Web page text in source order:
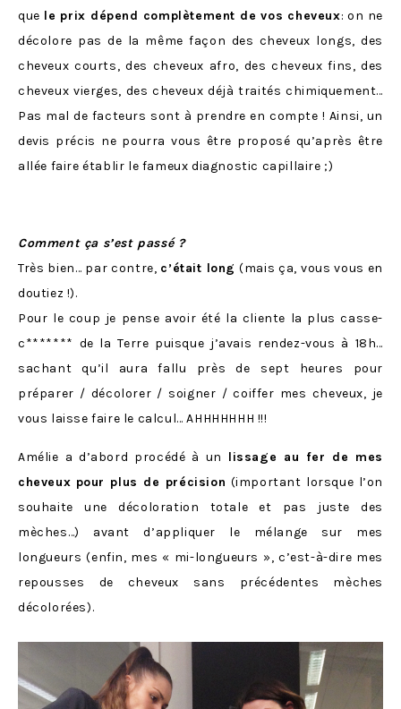
que le prix dépend complètement de vos cheveux: on ne
décolore pas de la même façon des cheveux longs, des
cheveux courts, des cheveux afro, des cheveux fins, des
cheveux vierges, des cheveux déjà traités chimiquement…
Pas mal de facteurs sont à prendre en compte ! Ainsi, un
devis précis ne pourra vous être proposé qu’après être
allée faire établir le fameux diagnostic capillaire ;)
Comment ça s’est passé ?
Très bien… par contre, c’était long (mais ça, vous vous en
doutiez !).
Pour le coup je pense avoir été la cliente la plus casse-
c******* de la Terre puisque j’avais rendez-vous à 18h…
sachant qu’il aura fallu près de sept heures pour
préparer / décolorer / soigner / coiffer mes cheveux, je
vous laisse faire le calcul… AHHHHHHH !!!
Amélie a d’abord procédé à un lissage au fer de mes
cheveux pour plus de précision (important lorsque l’on
souhaite une décoloration totale et pas juste des
mèches…) avant d’appliquer le mélange sur mes
longueurs (enfin, mes « mi-longueurs », c’est-à-dire mes
repousses de cheveux sans précédentes mèches
décolorées).